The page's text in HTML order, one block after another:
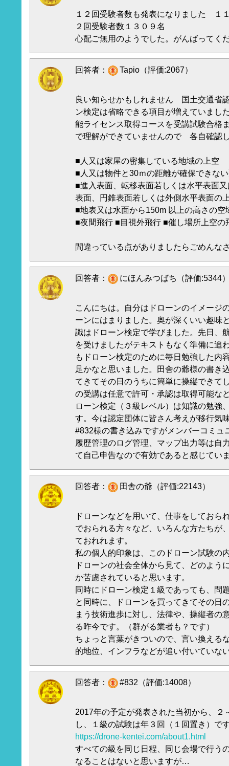
１２回受験者数も発表になりました １
２回受験者数１３０９名
心配ご無用のようでした。がんばってく
回答者： Tapio（評価:2067）
良い知らせかもしれません 国土交通省
ン検定は省略できる項目が増えていまし
能ライセンス取得コースを受講試験合
で理解ができていませんので 各自確認
■人又は家屋の密集している地域の上空
■人又は物件と30ｍの距離が確保できな
■進入表面、転移表面若しくは水平表面
表面、円錐表面若しくは外側水平表面の
■地表又は水面から150m 以上の高さの空
■夜間飛行 ■目視外飛行 ■催し場所上空の
間違っている点がありましたらごめんな
回答者： にほんみつばち（評価:5344
こんにちは。自分はドローンのイメージ
ーンにはまりました。奥が深くいい趣味
識はドローン検定で学びました。先日、
を受けましたがテキストもなく準備に追
もドローン検定のために毎日勉強した内
足かなと思いました。田舎の爺様の書き
てきてその日のうちに簡単に操縦できて
の受講は任意で許可・承認は取得可能な
ローン検定（３級レベル）は知識の勉強
す。今は認定団体に皆さん考えが移行気
#832様の書き込みですがメンバーコミュ
履歴管理のログ管理、マップ出力等は自
て自己申告なので有効であると感じてい
回答者： 田舎の爺（評価:22143）
ドローンなどを用いて、仕事をしておら
でおられる方々など、いろんな方たちが
ておれれます。
私の個人的印象は、このドローン試験の
ドローンの社会全体から見て、どのよう
か苦慮されていると思います。
同時にドローン検定１級であっても、問
と同時に、ドローンを買ってきてその日
まう技術進歩に対し、法律や、操縦者の
る昨今です。（群がる業者も？です）
ちょっと言葉がきついので、言い換える
的地位、インフラなどが追い付いていな
回答者： #832（評価:14008）
2017年の予定が発表された当初から、２
し、１級の試験は年３回（１回置き）で
https://drone-kentei.com/about1.html
すべての級を同じ日程、同じ会場で行う
なることはないと思いますが…